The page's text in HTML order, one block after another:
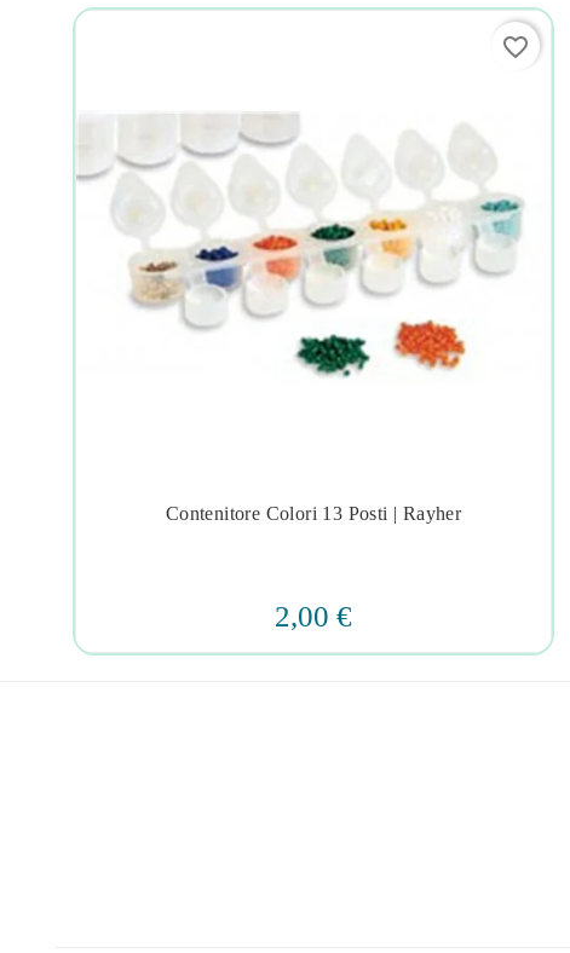

Contenitore Colori 13 Posti | Rayher
2,00 €
favorite_border